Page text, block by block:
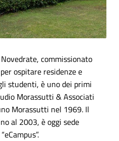
commissionato
ospitare residenze e
studenti, è uno dei primi
Morassutti & Associati
Morassutti nel 1969. Il
al 2003, è oggi sede